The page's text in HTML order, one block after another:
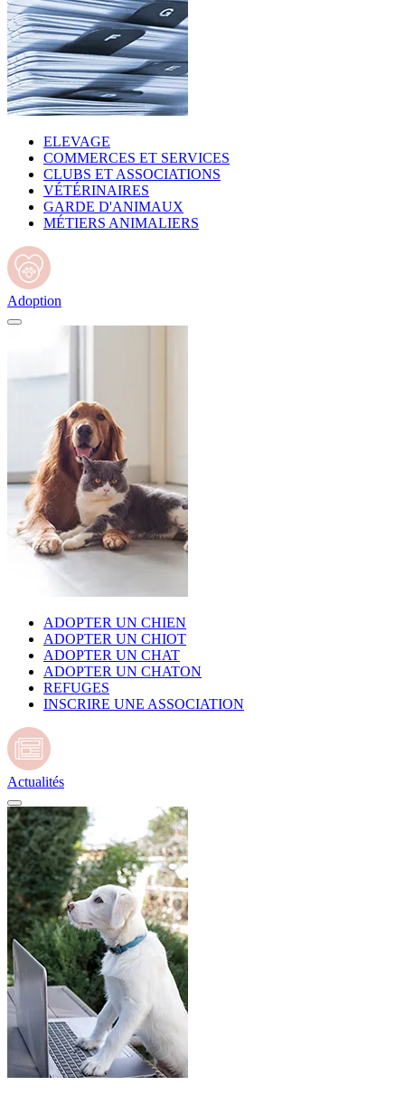
ELEVAGE
COMMERCES ET SERVICES
CLUBS ET ASSOCIATIONS
VÉTÉRINAIRES
GARDE D'ANIMAUX
MÉTIERS ANIMALIERS
Adoption
ADOPTER UN CHIEN
ADOPTER UN CHIOT
ADOPTER UN CHAT
ADOPTER UN CHATON
REFUGES
INSCRIRE UNE ASSOCIATION
Actualités